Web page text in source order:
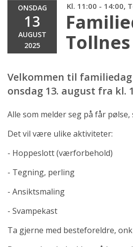
ONSDAG
13
AUGUST
2025
Kl. 11:00 - 14:00,
Tollnes
Velkommen til
onsdag 13. august fra kl.
Alle som melder seg på får
Det vil være ulike aktiviteter:
- Hoppeslott (værforbehold)
- Tegning, perling
- Ansiktsmaling
- Svampekast
Ta gjerne med besteforeldre,